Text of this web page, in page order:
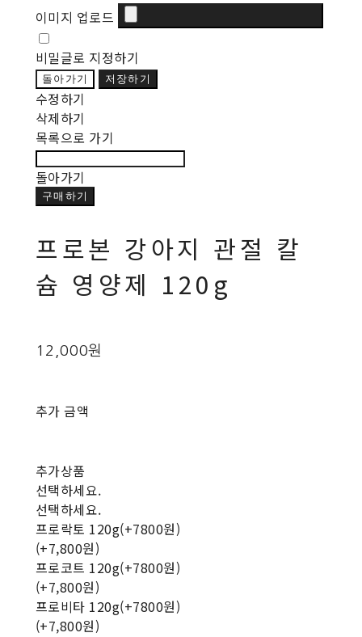
이미지 업로드
비밀글로 지정하기
돌아가기 저장하기
수정하기
삭제하기
목록으로 가기
돌아가기
구매하기
프로본 강아지 관절 칼
슘 영양제 120g
12,000원
추가 금액
추가상품
선택하세요.
선택하세요.
프로락토 120g(+7800원)
(+7,800원)
프로코트 120g(+7800원)
(+7,800원)
프로비타 120g(+7800원)
(+7,800원)